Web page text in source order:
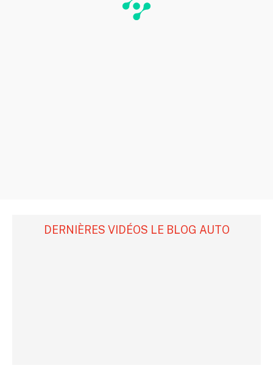
DERNIÈRES VIDÉOS LE BLOG AUTO